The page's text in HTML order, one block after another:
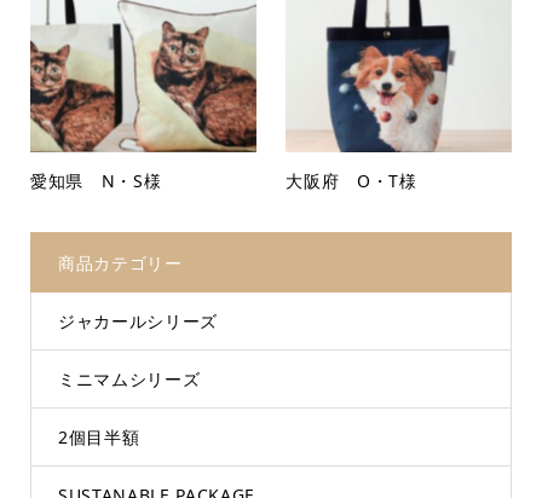
愛知県 N・S様 大阪府 O・T様
商品カテゴリー
ジャカールシリーズ
ミニマムシリーズ
2個目半額